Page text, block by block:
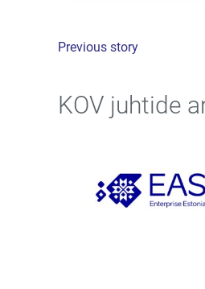
Previous story
KOV juhtide